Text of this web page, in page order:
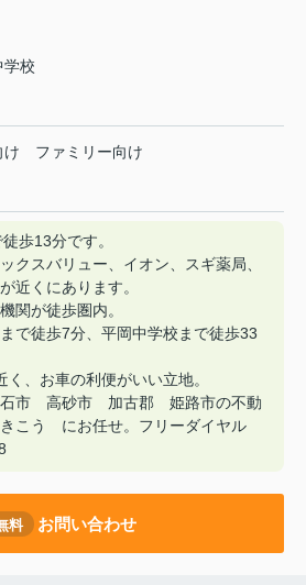
学校
け ファミリー向け
歩13分です。
クスバリュー、イオン、スギ薬局、
近くにあります。
関が徒歩圏内。
で徒歩7分、平岡中学校まで徒歩33
く、お車の利便がいい立地。
市 高砂市 加古郡 姫路市の不動
こう にお任せ。フリーダイヤル
料 お問い合わせ